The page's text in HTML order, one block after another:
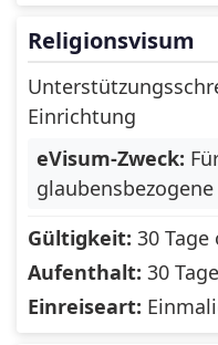
Malawi
Maldives
Marshall Islands
Mauritania
Mayotte
Micronesia,
Federated States of
Monaco
Religionsvisum
Einrichtung
eVisum-Zweck:
Gültigkeit: 30 Tage
Aufenthalt: 30 Tage
Einreiseart: